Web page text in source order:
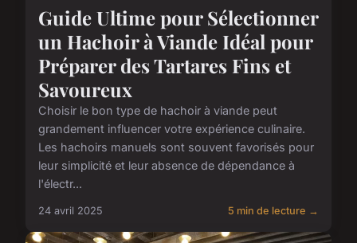
Guide Ultime pour Sélectionner
un Hachoir à Viande Idéal pour
Préparer des Tartares Fins et
Savoureux
Choisir le bon type de hachoir à viande peut
grandement influencer votre expérience culinaire.
Les hachoirs manuels sont souvent favorisés pour
leur simplicité et leur absence de dépendance à
l'électr...
24 avril 2025 5 min de lecture →